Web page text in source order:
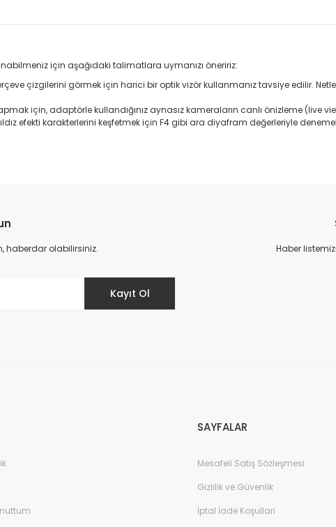
için aşağıdaki talimatlara uymanızı öneririz:
çizgilerini görmek için harici bir optik vizör kullanmanız tavsiye edilir.
için, adaptörle kullandığınız aynasız kameraların canlı önizleme (live
efekti karakterlerini keşfetmek için F4 gibi ara diyafram değerleriyle
haberdar olabilirsiniz.
Kayıt Ol
Haber
SAYFALAR
Mesafeli Satış Sözleşmesi
Gizlilik ve Güvenlik
İptal İade Koşullari